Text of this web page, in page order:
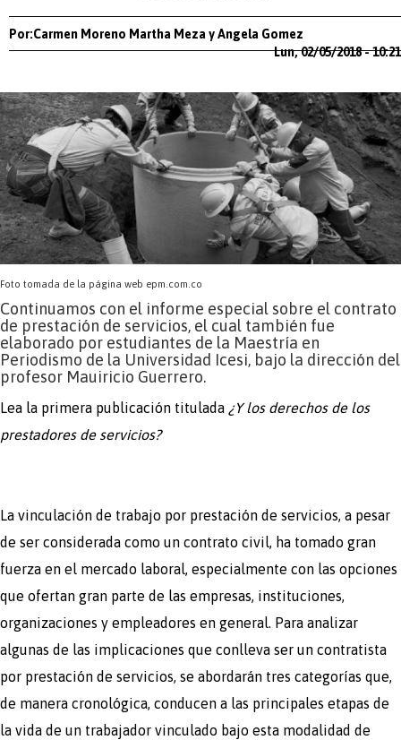
Por:Carmen Moreno Martha Meza y Angela Gomez
Lun, 02/05/2018 - 10:21
Foto tomada de la página web epm.com.co
Continuamos con el informe especial sobre el contrato
de prestación de servicios, el cual también fue
elaborado por estudiantes de la Maestría en
Periodismo de la Universidad Icesi, bajo la dirección del
profesor Mauiricio Guerrero.
Lea la primera publicación titulada ¿Y los derechos de los
prestadores de servicios?
La vinculación de trabajo por prestación de servicios, a pesar
de ser considerada como un contrato civil, ha tomado gran
fuerza en el mercado laboral, especialmente con las opciones
que ofertan gran parte de las empresas, instituciones,
organizaciones y empleadores en general. Para analizar
algunas de las implicaciones que conlleva ser un contratista
por prestación de servicios, se abordarán tres categorías que,
de manera cronológica, conducen a las principales etapas de
la vida de un trabajador vinculado bajo esta modalidad de